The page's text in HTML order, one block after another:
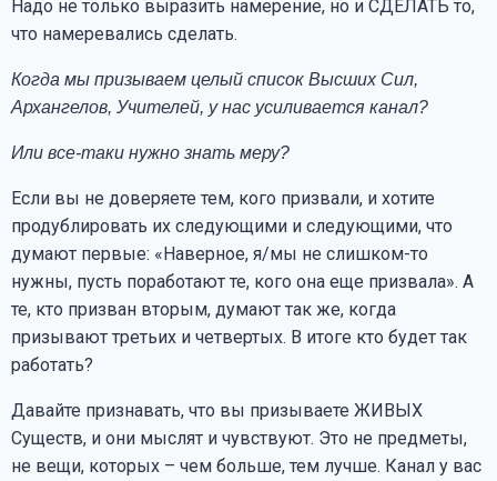
Надо не только выразить намерение, но и СДЕЛАТЬ то,
что намеревались сделать.
Когда мы призываем целый список Высших Сил,
Архангелов, Учителей, у нас усиливается канал?
Или все-таки нужно знать меру?
Если вы не доверяете тем, кого призвали, и хотите
продублировать их следующими и следующими, что
думают первые: «Наверное, я/мы не слишком-то
нужны, пусть поработают те, кого она еще призвала». А
те, кто призван вторым, думают так же, когда
призывают третьих и четвертых. В итоге кто будет так
работать?
Давайте признавать, что вы призываете ЖИВЫХ
Существ, и они мыслят и чувствуют. Это не предметы,
не вещи, которых – чем больше, тем лучше. Канал у вас